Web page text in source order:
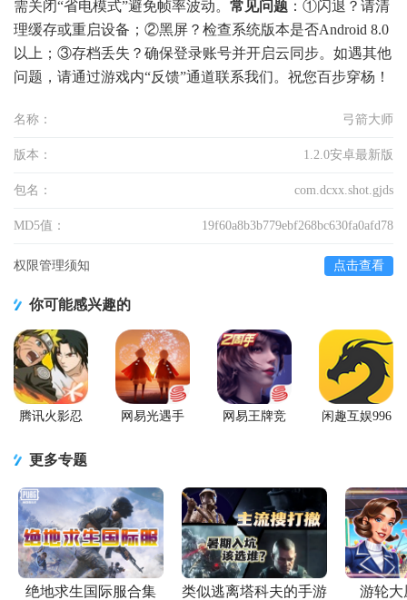
需关闭“省电模式”避免帧率波动。 常见问题 ：①闪退？请清
理缓存或重启设备；②黑屏？检查系统版本是否Android 8.0
以上；③存档丢失？确保登录账号并开启云同步。如遇其他
问题，请通过游戏内“反馈”通道联系我们。祝您百步穿杨！
名称： 弓箭大师
版本： 1.2.0安卓最新版
包名： com.dcxx.shot.gjds
MD5值： 19f60a8b3b779ebf268bc630fa0afd78
权限管理须知 点击查看
你可能感兴趣的
腾讯火影忍
网易光遇手
网易王牌竞
闲趣互娱996
更多专题
绝地求生国际服合集 类似逃离塔科夫的手游 游轮大